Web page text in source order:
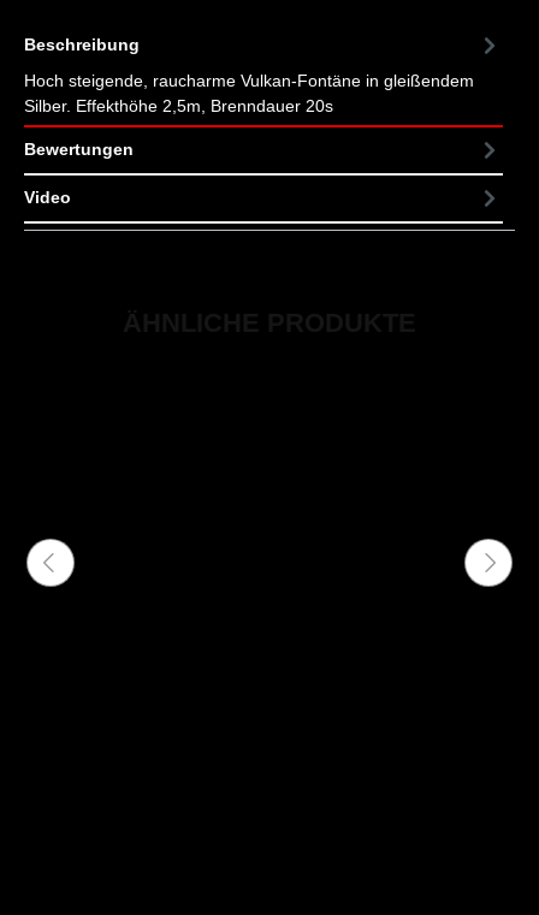
Beschreibung
Hoch steigende, raucharme Vulkan-Fontäne in gleißendem
Silber. Effekthöhe 2,5m, Brenndauer 20s
Bewertungen
Video